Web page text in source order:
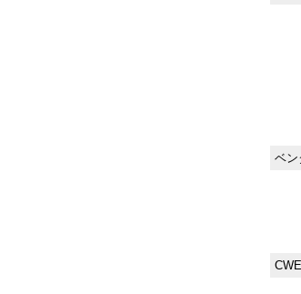
ベン